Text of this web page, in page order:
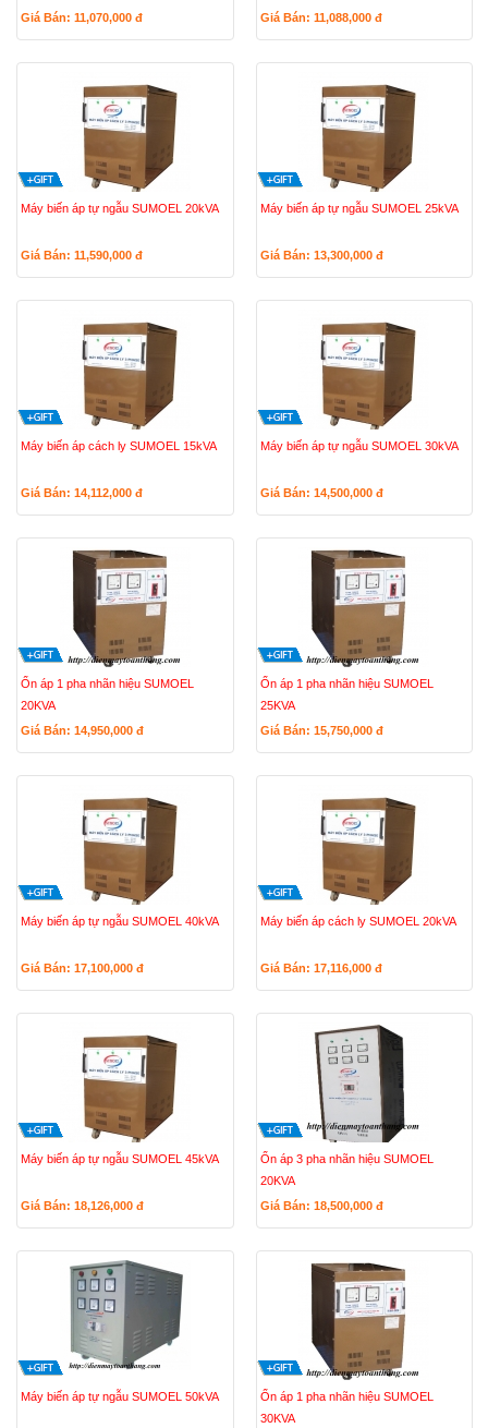
Giá Bán: 11,070,000 đ
Giá Bán: 11,088,000 đ
Máy biến áp tự ngẫu SUMOEL 20kVA
Giá Bán: 11,590,000 đ
Máy biến áp tự ngẫu SUMOEL 25kVA
Giá Bán: 13,300,000 đ
Máy biến áp cách ly SUMOEL 15kVA
Giá Bán: 14,112,000 đ
Máy biến áp tự ngẫu SUMOEL 30kVA
Giá Bán: 14,500,000 đ
Ổn áp 1 pha nhãn hiệu SUMOEL
20KVA
Giá Bán: 14,950,000 đ
Ổn áp 1 pha nhãn hiệu SUMOEL
25KVA
Giá Bán: 15,750,000 đ
Máy biến áp tự ngẫu SUMOEL 40kVA
Giá Bán: 17,100,000 đ
Máy biến áp cách ly SUMOEL 20kVA
Giá Bán: 17,116,000 đ
Máy biến áp tự ngẫu SUMOEL 45kVA
Giá Bán: 18,126,000 đ
Ổn áp 3 pha nhãn hiệu SUMOEL
20KVA
Giá Bán: 18,500,000 đ
Máy biến áp tự ngẫu SUMOEL 50kVA
Ổn áp 1 pha nhãn hiệu SUMOEL
30KVA